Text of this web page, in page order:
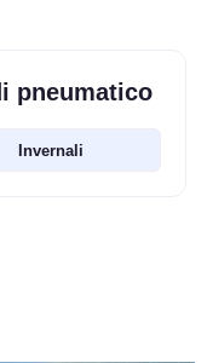
pneumatico
Invernali